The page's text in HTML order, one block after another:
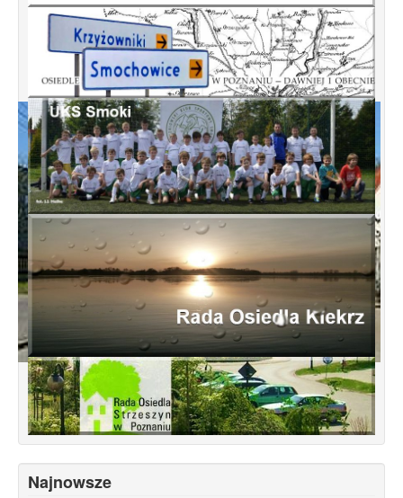
Koncepcja przebudowy ulic Leśnowolskiej
i Łagowskiej
Najnowsze